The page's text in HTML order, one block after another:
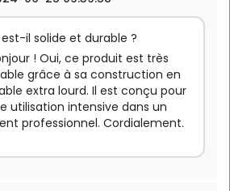
il solide et durable ?
! Oui, ce produit est très
grâce à sa construction en
extra lourd. Il est conçu pour
utilisation intensive dans un
professionnel. Cordialement.